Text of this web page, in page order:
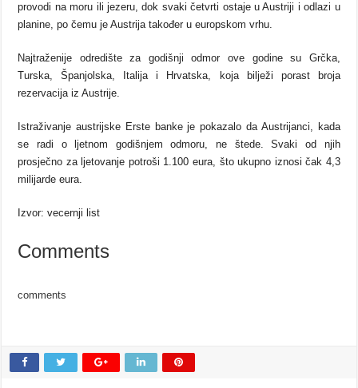
provodi na moru ili jezeru, dok svaki četvrti ostaje u Austriji i odlazi u
planine, po čemu je Austrija također u europskom vrhu.
Najtraženije odredište za godišnji odmor ove godine su Grčka,
Turska, Španjolska, Italija i Hrvatska, koja bilježi porast broja
rezervacija iz Austrije.
Istraživanje austrijske Erste banke je pokazalo da Austrijanci, kada
se radi o ljetnom godišnjem odmoru, ne štede. Svaki od njih
prosječno za ljetovanje potroši 1.100 eura, što ukupno iznosi čak 4,3
milijarde eura.
Izvor: vecernji list
Comments
comments